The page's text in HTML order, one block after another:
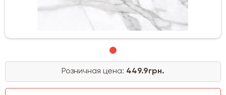
Розничная цена: 449.9грн.